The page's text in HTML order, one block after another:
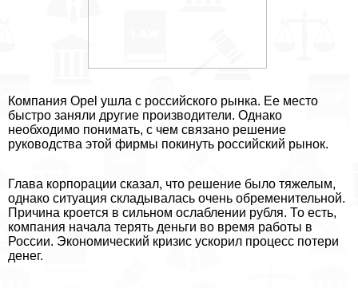
Компания Opel ушла с российского рынка. Ее место
быстро заняли другие производители. Однако
необходимо понимать, с чем связано решение
руководства этой фирмы покинуть российский рынок.
Глава корпорации сказал, что решение было тяжелым,
однако ситуация складывалась очень обременительной.
Причина кроется в сильном ослаблении рубля. То есть,
компания начала терять деньги во время работы в
России. Экономический кризис ускорил процесс потери
денег.